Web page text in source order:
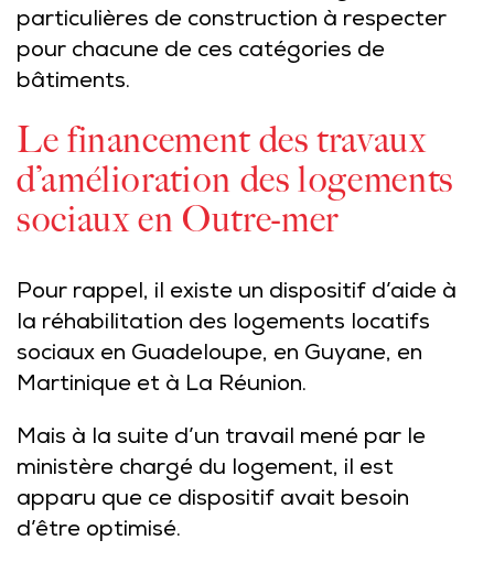
particulières de construction à respecter
pour chacune de ces catégories de
bâtiments.
Le financement des travaux
d’amélioration des logements
sociaux en Outre-mer
Pour rappel, il existe un dispositif d’aide à
la réhabilitation des logements locatifs
sociaux en Guadeloupe, en Guyane, en
Martinique et à La Réunion.
Mais à la suite d’un travail mené par le
ministère chargé du logement, il est
apparu que ce dispositif avait besoin
d’être optimisé.